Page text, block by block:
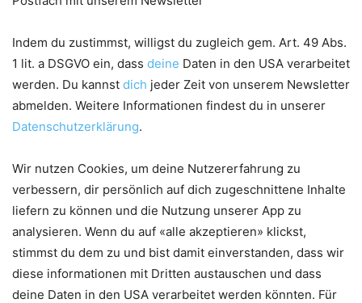
Indem du zustimmst, willigst du zugleich gem. Art. 49 Abs.
1 lit. a DSGVO ein, dass deine Daten in den USA verarbeitet
werden. Du kannst dich jeder Zeit von unserem Newsletter
abmelden. Weitere Informationen findest du in unserer
Datenschutzerklärung.
Wir nutzen Cookies, um deine Nutzererfahrung zu
verbessern, dir persönlich auf dich zugeschnittene Inhalte
liefern zu können und die Nutzung unserer App zu
analysieren. Wenn du auf «alle akzeptieren» klickst,
stimmst du dem zu und bist damit einverstanden, dass wir
diese informationen mit Dritten austauschen und dass
deine Daten in den USA verarbeitet werden könnten. Für